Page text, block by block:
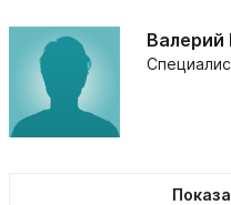
Валерий